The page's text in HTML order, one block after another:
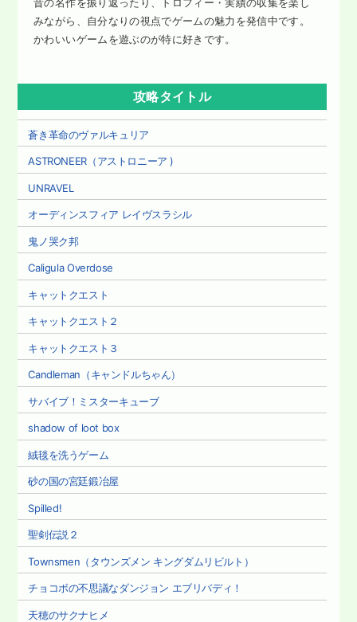
みながら、自分なりの視点でゲームの魅力を発信中です。
かわいいゲームを遊ぶのが特に好きです。
攻略タイトル
蒼き革命のヴァルキュリア
ASTRONEER（アストロニーア )
UNRAVEL
オーディンスフィア レイヴスラシル
鬼ノ哭ク邦
Caligula Overdose
キャットクエスト
キャットクエスト２
キャットクエスト３
Candleman（キャンドルちゃん）
サバイブ！ミスターキューブ
shadow of loot box
絨毯を洗うゲーム
砂の国の宮廷鍛冶屋
Spilled!
聖剣伝説２
Townsmen（タウンズメン キングダムリビルト）
チョコボの不思議なダンジョン エブリバディ！
天穂のサクナヒメ